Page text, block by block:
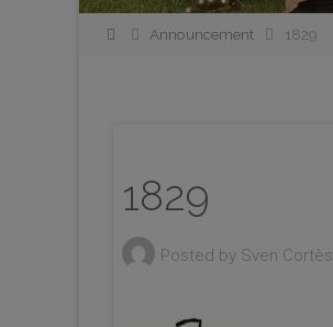
HomeAnnouncement 1829
1829
Posted by Sven Cortès